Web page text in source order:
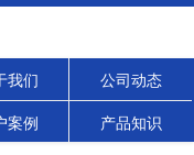
我们 公司动态
案例 产品知识